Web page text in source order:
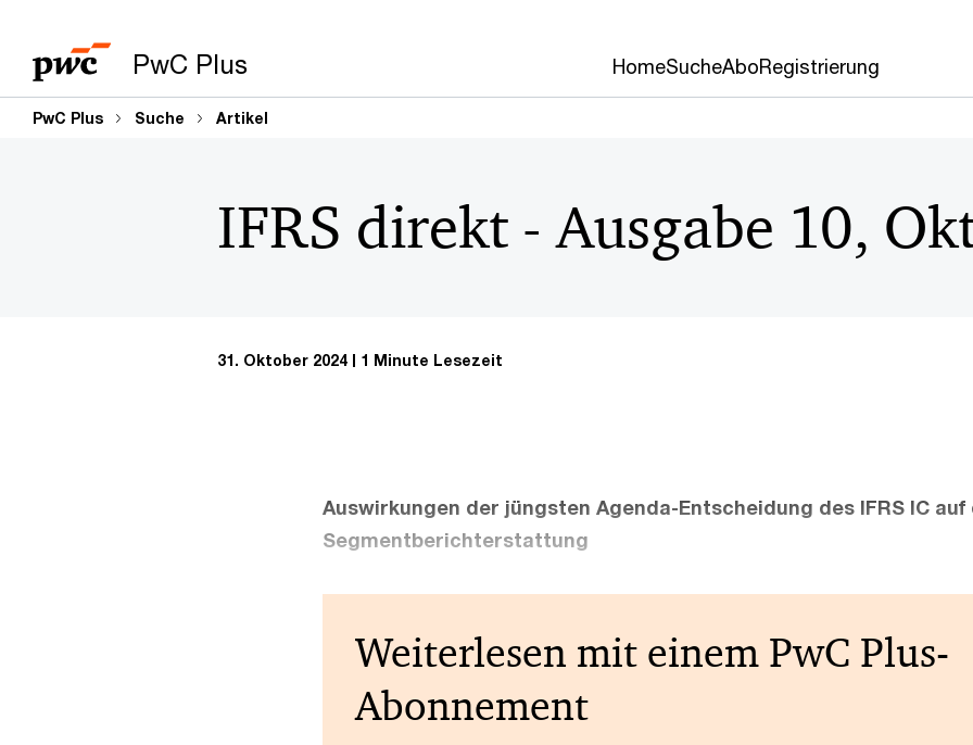
PwC Plus HomeSucheAboRegistrierung
PwC Plus Suche Artikel
IFRS direkt - Ausgabe 10,
31. Oktober 2024 1 Minute Lesezeit
Auswirkungen der jüngsten Agenda-Entscheidung des IFRS IC auf
Segmentberichterstattung
Weiterlesen mit einem PwC Plus-
Abonnement